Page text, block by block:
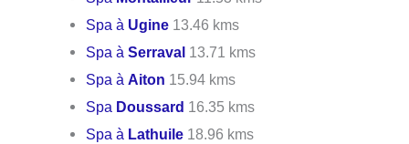
Spa à Ugine 13.46 kms
Spa àSerraval 13.71 kms
Spa àAiton 15.94 kms
Spa Doussard 16.35 kms
Spa à Lathuile 18.96 kms